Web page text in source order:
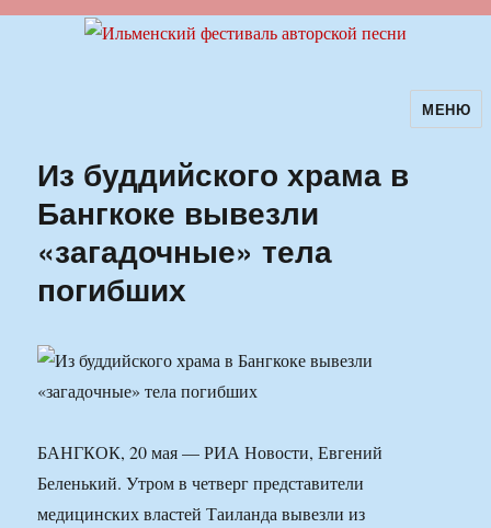
Ильменский фестиваль авторскойМЕНЮ
Из буддийского храма в
Бангкоке вывезли
«загадочные» тела
погибших
БАНГКОК, 20 мая — РИА Новости, Евгений
Беленький. Утром в четверг представители
медицинских властей Таиланда вывезли из